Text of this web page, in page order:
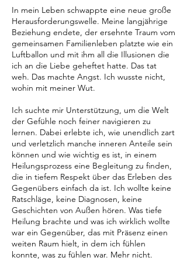
In mein Leben schwappte eine neue große
Herausforderungswelle. Meine langjährige
Beziehung endete, der ersehnte Traum vom
gemeinsamen Familienleben platzte wie ein
Luftballon und mit ihm all die Illusionen die
ich an die Liebe geheftet hatte. Das tat
weh. Das machte Angst. Ich wusste nicht,
wohin mit meiner Wut.
Ich suchte mir Unterstützung, um die Welt
der Gefühle noch feiner navigieren zu
lernen. Dabei erlebte ich, wie unendlich zart
und verletzlich manche inneren Anteile sein
können und wie wichtig es ist, in einem
Heilungsprozess eine Begleitung zu finden,
die in tiefem Respekt über das Erleben des
Gegenübers einfach da ist. Ich wollte keine
Ratschläge, keine Diagnosen, keine
Geschichten von Außen hören. Was tiefe
Heilung brachte und was ich wirklich wollte
war ein Gegenüber, das mit Präsenz einen
weiten Raum hielt, in dem ich fühlen
konnte, was zu fühlen war. Mehr nicht.